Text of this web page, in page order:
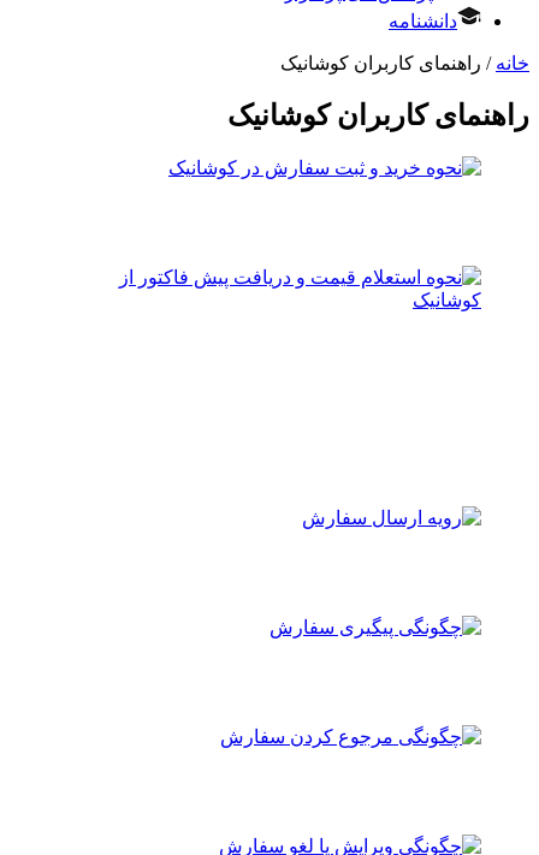
دانشنامه
خانه / راهنمای کاربران کوشانیک
راهنمای کاربران کوشانیک